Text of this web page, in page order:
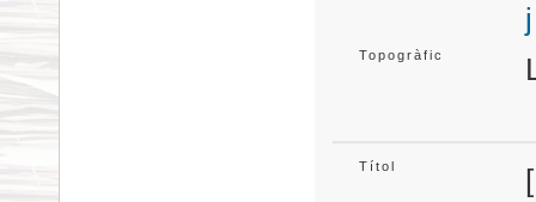
Topogràfic
Títol